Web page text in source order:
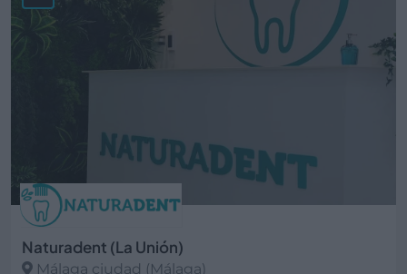
Naturadent (La Unión)
Málaga ciudad (Málaga)